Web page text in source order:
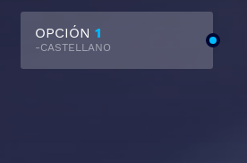
OPCIÓN 1
-CASTELLANO